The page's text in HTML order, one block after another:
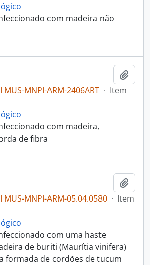
com madeira não
MUS-MNPI-ARM-2406ART · Item
com madeira,
de fibra
MUS-MNPI-ARM-05.04.0580 · Item
com uma haste
de buriti (Maurítia vinifera)
formada de cordões de tucum